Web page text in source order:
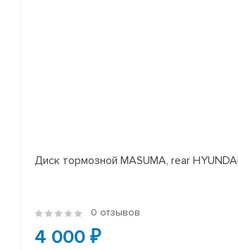
Диск тормозной MASUMA, rear
0 отзывов
4 000 ₽